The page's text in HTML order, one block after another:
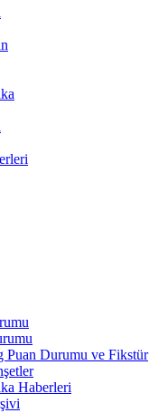
Puan Durumu ve Fikstür
Haberleri